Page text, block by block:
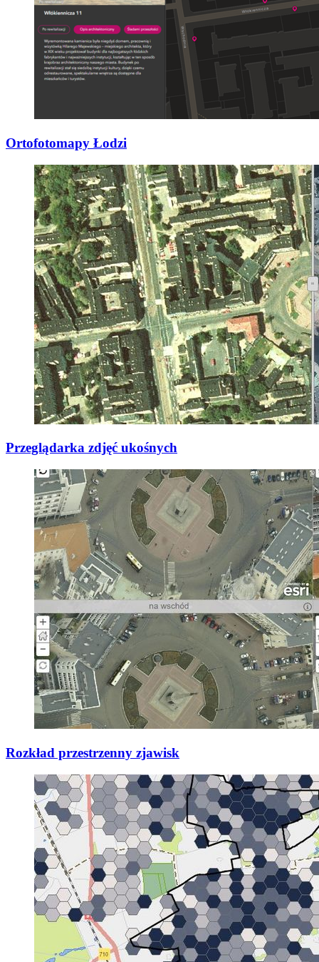
Ortofotomapy Łodzi
Przeglądarka zdjęć ukośnych
Rozkład przestrzenny zjawisk